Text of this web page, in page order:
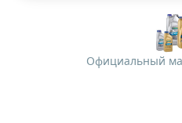
Официальный